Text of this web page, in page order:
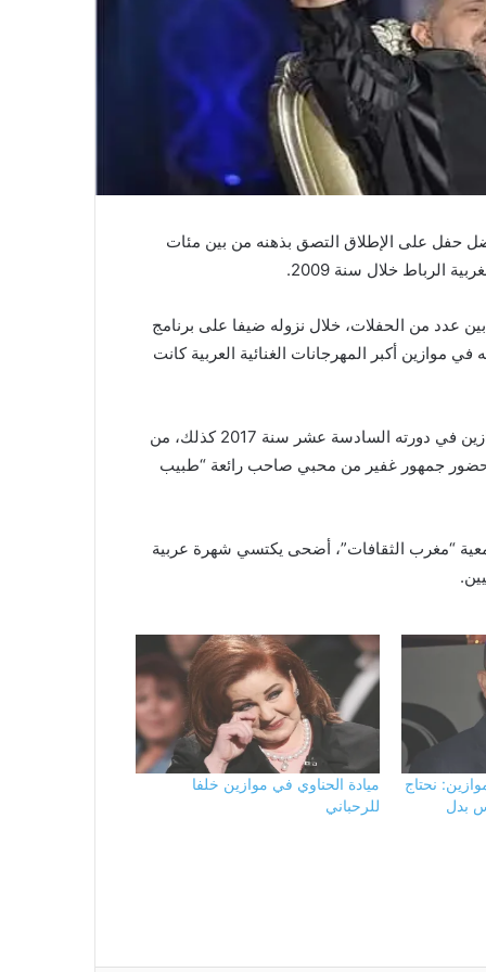
حفل على الإطلاق التصق بذهنه من بين مئات
الرباط خلال سنة 2009.
عدد من الحفلات، خلال نزوله ضيفا على برنامج
موازين أكبر المهرجانات الغنائية العربية كانت
وكان النجم السوري، قد وقع خلال الليلة الختامية كم مهرجان موازين في دورته السادسة عشر سنة 2017 كذلك، من
جمهور غفير من محبي صاحب رائعة “طبيب
“مغرب الثقافات”، أضحى يكتسي شهرة عربية
نحتاج
بدل
ميادة الحناوي في موازين خلفا
للرحباني